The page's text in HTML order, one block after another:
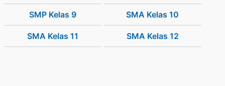
SMP Kelas 9 SMA Kelas 10
SMA Kelas 11 SMA Kelas 12